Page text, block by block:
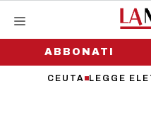
contenutoABBONATI
CEUTA LEGGE